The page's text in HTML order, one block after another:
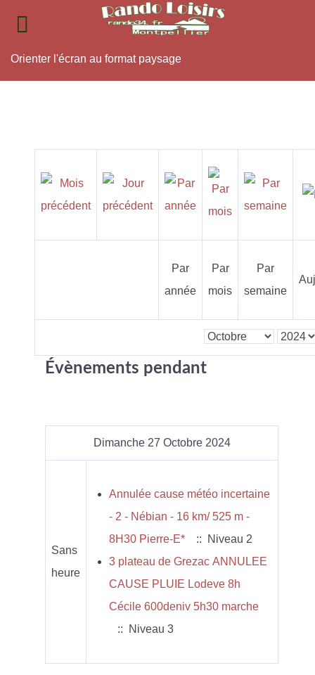
Orienter l'écran au format paysage
Par
année
Par
mois
Par
semaine
Évènements pendant
Dimanche 27 Octobre 2024
Sans
heure
Annulée cause météo incertaine
- 2 - Nébian - 16 km/ 525 m -
8H30 Pierre-E*
:: Niveau 2
3 plateau de Grezac ANNULEE
CAUSE PLUIE Lodeve 8h
Cécile 600deniv 5h30 marche
:: Niveau 3